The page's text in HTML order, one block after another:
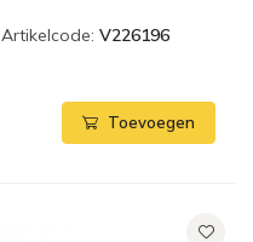
Artikelcode: V226196
Toevoegen